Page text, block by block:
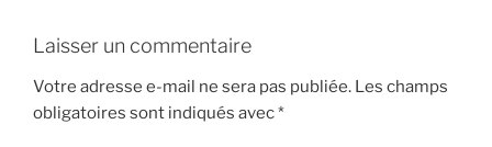
Laisser un commentaire
Votre adresse e-mail ne sera pas publiée. Les champs
obligatoires sont indiqués avec*